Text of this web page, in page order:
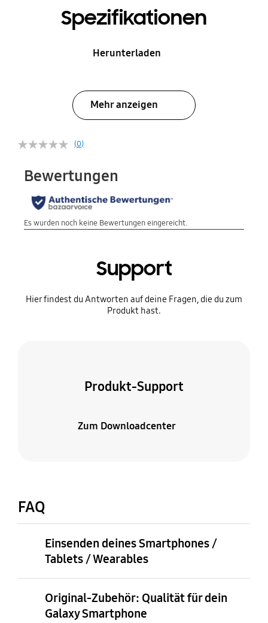
Spezifikationen
Herunterladen
Mehr anzeigen
(0)
Support
Hier findest du Antworten auf deine Fragen, die du zum
Produkt hast.
Produkt-Support
Zum Downloadcenter
FAQ
Einsenden deines Smartphones /
Tablets / Wearables
Original-Zubehör: Qualität für dein
Galaxy Smartphone